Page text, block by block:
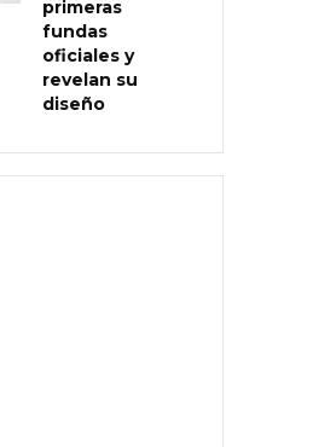
primeras
fundas
oficiales y
revelan su
diseño